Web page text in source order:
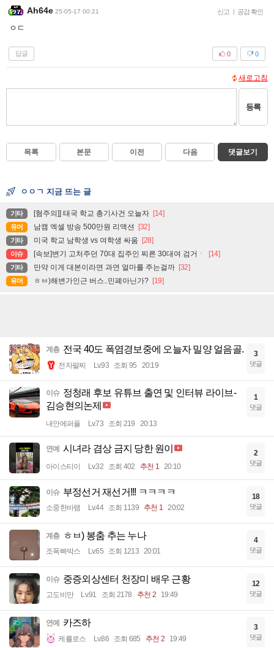
Ah64e 25-05-17 00:21 신고 | 공감 확인
ㅇㄷ
답글 0
0
새로고침
등록
목록 본문 이전 다음 댓글보기
ㅇㅇㄱ 지금 뜨는 글
기타 [혐주의]] 태국 학교 총기사건 오늘자 [14]
유머 남캠 엑셀 방송 500만원 리액션 [32]
기타 미국 학교 남학생 vs 여학생 싸움 [28]
이슈 [속보]변기 고처주던 70대 집주인 찌른 30대여 검거ㆍ [14]
기타 만약 이게 대본이라면 과연 얼마를 주는걸까 [32]
유머 ㅎㅂ)해변가인근 버스..민폐아닌가? [19]
계층 전국 40도 폭염경보중에 오늘자 밀양 얼음골.
전자팔찌 Lv.93 조회 95 20:19
3
댓글
이슈 정청래 후보 유튜브 출연 및 인터뷰 라이브-
김승현의논제
내안에퍼플 Lv.73 조회 219 20:13
1
댓글
연예 시녀라 겸상 금지 당한 원이
아이스티이 Lv.32 조회 402 추천 1 20:10
2
댓글
이슈 부정선거 재선거!!! ㅋㅋㅋㅋ
소중한바램 Lv.44 조회 1139 추천 1 20:02
18
댓글
계층 ㅎㅂ) 봉춤 추는 누나
조폭빠박스 Lv.65 조회 1213 20:01
4
댓글
이슈 중증외상센터 천장미 배우 근황
고도비만 Lv.91 조회 2178 추천 2 19:49
12
댓글
연예 카즈하
케를로스 Lv.86 조회 685 추천 2 19:49
3
댓글